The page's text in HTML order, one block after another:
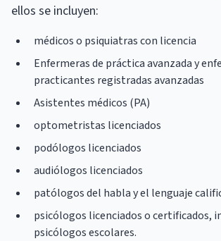
ellos se incluyen:
médicos o psiquiatras con licencia
Enfermeras de práctica avanzada y
practicantes registradas avanzadas
Asistentes médicos (PA)
optometristas licenciados
podólogos licenciados
audiólogos licenciados
patólogos del habla y el lenguaje
psicólogos licenciados o certificados,
psicólogos escolares.